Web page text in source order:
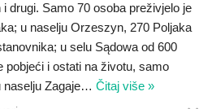
drugi. Samo 70 osoba preživjelo je
u naselju Orzeszyn, 270 Poljaka
u selu Sądowa od 600
pobjeći i ostati na životu, samo
Zagaje… Čitaj više »